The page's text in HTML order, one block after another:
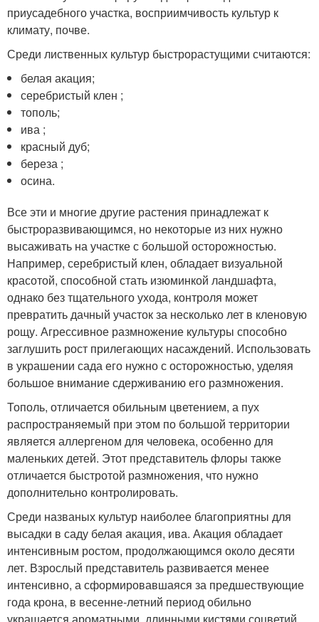
приусадебного участка, восприимчивость культур к
климату, почве.
Среди лиственных культур быстрорастущими считаются:
белая акация;
серебристый клен ;
тополь;
ива ;
красный дуб;
береза ;
осина.
Все эти и многие другие растения принадлежат к
быстроразвивающимся, но некоторые из них нужно
высаживать на участке с большой осторожностью.
Например, серебристый клен, обладает визуальной
красотой, способной стать изюминкой ландшафта,
однако без тщательного ухода, контроля может
превратить дачный участок за несколько лет в кленовую
рощу. Агрессивное размножение культуры способно
заглушить рост прилегающих насаждений. Использовать
в украшении сада его нужно с осторожностью, уделяя
большое внимание сдерживанию его размножения.
Тополь, отличается обильным цветением, а пух
распространяемый при этом по большой территории
является аллергеном для человека, особенно для
маленьких детей. Этот представитель флоры также
отличается быстротой размножения, что нужно
дополнительно контролировать.
Среди названых культур наиболее благоприятны для
высадки в саду белая акация, ива. Акация обладает
интенсивным ростом, продолжающимся около десяти
лет. Взрослый представитель развивается менее
интенсивно, а сформировавшаяся за предшествующие
года крона, в весенне-летний период обильно